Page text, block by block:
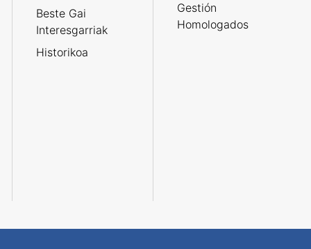
Beste Gai
Interesgarriak
Historikoa
Gestión
Homologados